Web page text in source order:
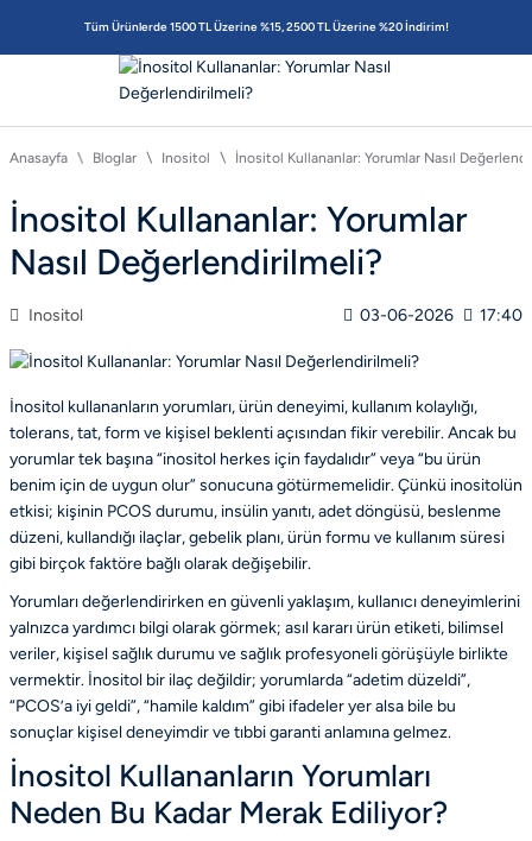
Tüm Ürünlerde 1500 TL Üzerine %15, 2500 TL Üzerine %20 İndirim!
Anasayfa Bloglar Inositol İnositol Kullananlar: Yorumlar Nasıl
İnositol Kullananlar: Yorumlar
Nasıl Değerlendirilmeli?
Inositol 03-06-2026 17:40
İnositol kullananların yorumları, ürün deneyimi, kullanım kolaylığı,
tolerans, tat, form ve kişisel beklenti açısından fikir verebilir. Ancak bu
yorumlar tek başına “inositol herkes için faydalıdır” veya “bu ürün
benim için de uygun olur” sonucuna götürmemelidir. Çünkü inositolün
etkisi; kişinin PCOS durumu, insülin yanıtı, adet döngüsü, beslenme
düzeni, kullandığı ilaçlar, gebelik planı, ürün formu ve kullanım süresi
gibi birçok faktöre bağlı olarak değişebilir.
Yorumları değerlendirirken en güvenli yaklaşım, kullanıcı deneyimlerini
yalnızca yardımcı bilgi olarak görmek; asıl kararı ürün etiketi, bilimsel
veriler, kişisel sağlık durumu ve sağlık profesyoneli görüşüyle birlikte
vermektir. İnositol bir ilaç değildir; yorumlarda “adetim düzeldi”,
“PCOS’a iyi geldi”, “hamile kaldım” gibi ifadeler yer alsa bile bu
sonuçlar kişisel deneyimdir ve tıbbi garanti anlamına gelmez.
İnositol Kullananların Yorumları
Neden Bu Kadar Merak Ediliyor?